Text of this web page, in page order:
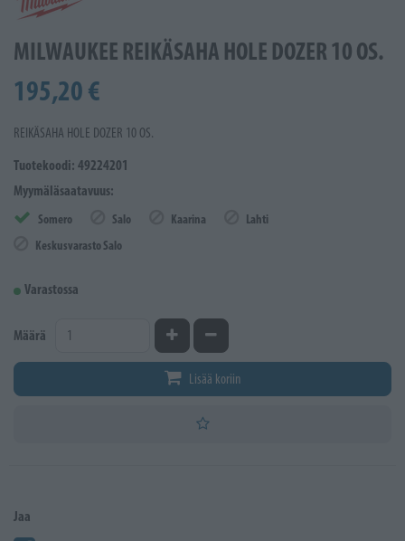
MILWAUKEE REIKÄSAHA HOLE DOZER 10 OS.
195,20 €
REIKÄSAHA HOLE DOZER 10 OS.
Tuotekoodi: 49224201
Myymäläsaatavuus:
Somero Salo Kaarina
Lahti
Keskusvarasto Salo
Varastossa
Määrä Kasvata määrääVähennä määrää
Lisää koriin
Jaa